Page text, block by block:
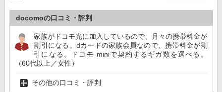
docomoの口コミ・評判
家族がドコモ光に加入しているので、月々の携帯料金が
割引になる。dカードの家族会員なので、携帯料金が割
引になる。ドコモ miniで契約するギガ数を選べる。
（60代以上／女性）
その他の口コミ・評判